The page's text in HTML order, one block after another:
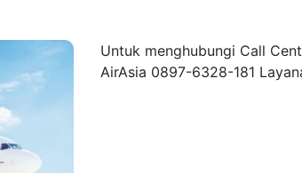
Untuk menghubungi Call
AirAsia 0897-6328-181